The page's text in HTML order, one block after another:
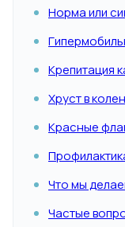
Норма или
Крепитация
Хруст в
Красные
Что мы
Частые